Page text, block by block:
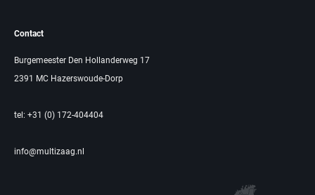
Contact
Burgemeester Den Hollanderweg 17
2391 MC Hazerswoude-Dorp
tel: +31 (0) 172-404404
info@multizaag.nl